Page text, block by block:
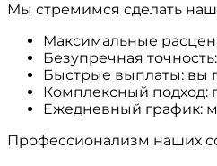
Мы стремимся сделать
Максимальные
Безупречная
Быстрые выплаты: вы
Комплексный подход:
Ежедневный график:
Профессионализм наших